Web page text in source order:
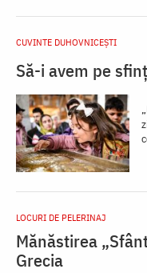
CUVINTE DUHOVNICEȘTI
Să-i avem pe
LOCURI DE PELERINAJ
Mănăstirea
Grecia